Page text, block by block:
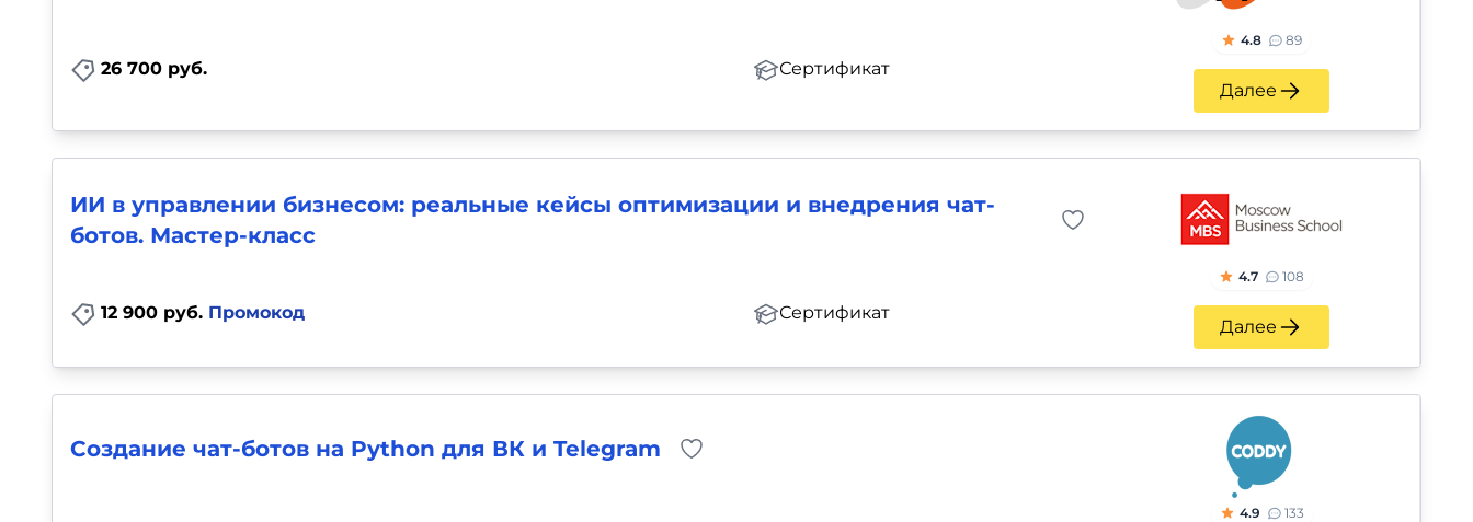
26 700 руб. Сертификат
4.8 89
Далее
ИИ в управлении бизнесом: реальные кейсы оптимизации и внедрения чат-
ботов. Мастер-класс
12 900 руб. Промокод Сертификат
4.7 108
Далее
Создание чат-ботов на Python для ВК и Telegram
4.9 133
Тесты на профориентацию